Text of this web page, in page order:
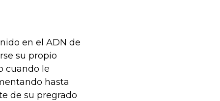
en el ADN de
su propio
cuando le
hasta
de su pregrado